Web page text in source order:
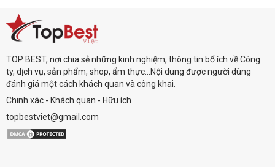
TOP BEST, nơi chia sẻ những kinh nghiệm, thông tin bổ ích về Công
ty, dịch vụ, sản phẩm, shop, ẩm thực...Nội dung được người dùng
đánh giá một cách khách quan và công khai.
Chinh xác - Khách quan - Hữu ích
topbestviet@gmail.com